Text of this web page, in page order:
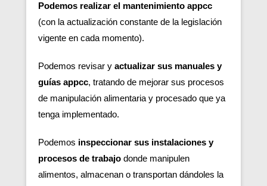
Podemos realizar el mantenimiento appcc
(con la actualización constante de la legislación
vigente en cada momento).
Podemos revisar y actualizar sus manuales y
guías appcc, tratando de mejorar sus procesos
de manipulación alimentaria y procesado que ya
tenga implementado.
Podemos inspeccionar sus instalaciones y
procesos de trabajo donde manipulen
alimentos, almacenan o transportan dándoles la